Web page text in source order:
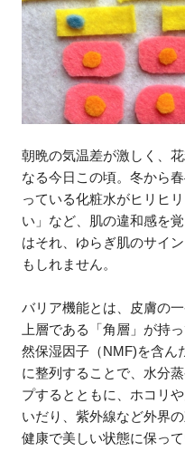
朝晩の気温差が激しく、
なる今日この頃。冬から
っている化粧水がヒリヒ
い」など、肌の違和感を
はそれ、ゆらぎ肌のサイ
もしれません。
バリア機能とは、皮膚の
上層である「角層」が持
然保湿因子（NMF)を含ん
に整列することで、水分
プするとともに、ホコリ
いだり、紫外線など外界
健康で美しい状態に保って